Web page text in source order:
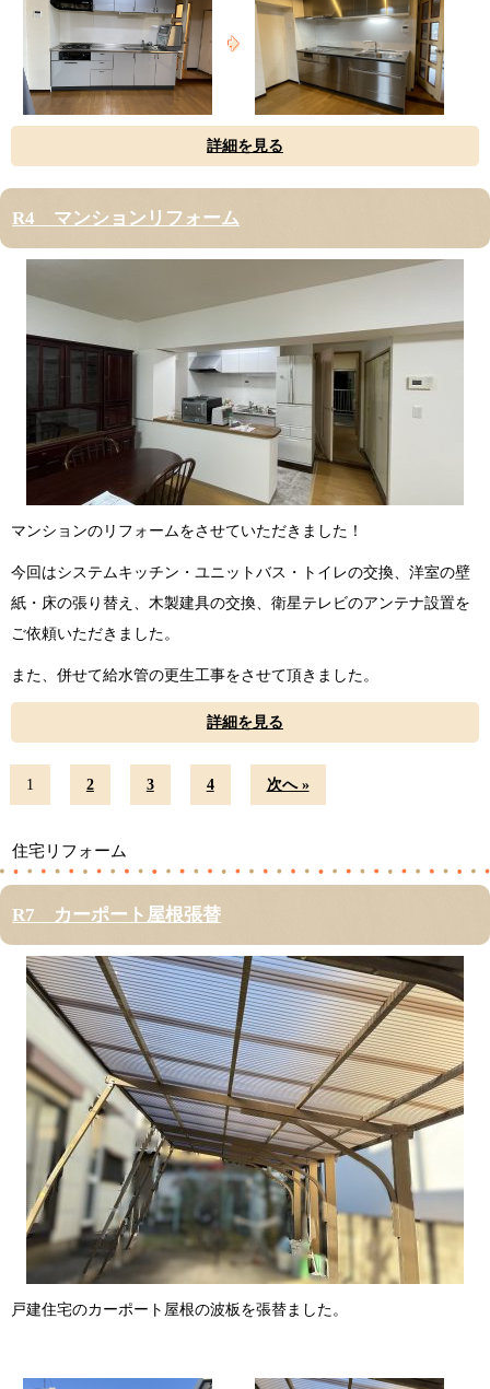
詳細を見る
R4 マンションリフォーム
マンションのリフォームをさせていただきました！
今回はシステムキッチン・ユニットバス・トイレの交換、洋室の壁
紙・床の張り替え、木製建具の交換、衛星テレビのアンテナ設置を
ご依頼いただきました。
また、併せて給水管の更生工事をさせて頂きました。
詳細を見る
1 2 3 4 次へ »
住宅リフォーム
R7 カーポート屋根張替
戸建住宅のカーポート屋根の波板を張替ました。